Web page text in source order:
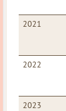
2021
2022
2023